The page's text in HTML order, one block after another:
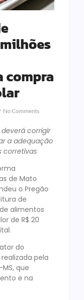
compra
No Comments
corrigir
a adequação
corretivas
de Mato
o Pregão
de
alimentos
de R$ 20
do
pela
que
e na